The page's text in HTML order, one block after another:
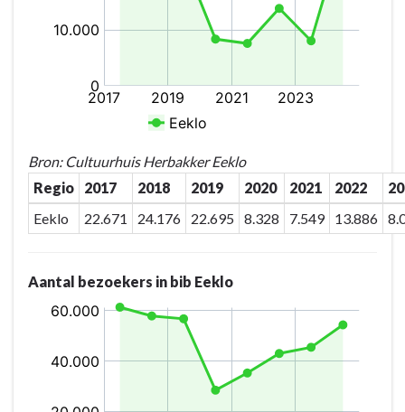
innoverende
Bron: Cultuurhuis Herbakker Eeklo
Regio
2017 2018 2019 2020 2021 2022
Eeklo
22.671 24.176 22.695 8.328 7.549 13.886
Aantal bezoekers in bib Eeklo